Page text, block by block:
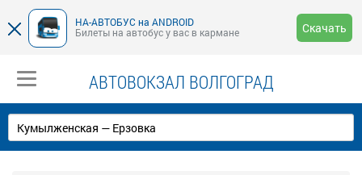
НА-АВТОБУС на ANDROID
Билеты на автобус у вас в кармане
Скачать
АВТОВОКЗАЛ ВОЛГОГРАД